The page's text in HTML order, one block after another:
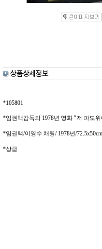
*105801
*임권택감독의 1978년 영화 "저 파도
*임권택/이영수 채령/ 1978년/72.5x50cm
*상급